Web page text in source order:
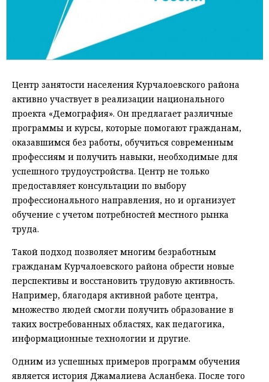
Центр занятости населения Курчалоевского района
активно участвует в реализации национального
проекта «Демография». Он предлагает различные
программы и курсы, которые помогают гражданам,
оказавшимся без работы, обучиться современным
профессиям и получить навыки, необходимые для
успешного трудоустройства. Центр не только
предоставляет консультации по выбору
профессионального направления, но и организует
обучение с учетом потребностей местного рынка
труда.
Такой подход позволяет многим безработным
гражданам Курчалоевского района обрести новые
перспективы и восстановить трудовую активность.
Например, благодаря активной работе центра,
множество людей смогли получить образование в
таких востребованных областях, как педагогика,
информационные технологии и другие.
Одним из успешных примеров программ обучения
является история Джамалиева Асланбека. После того